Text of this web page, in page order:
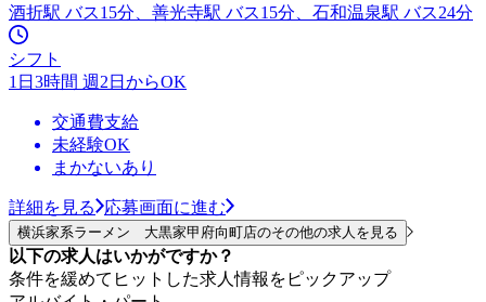
酒折駅 バス15分、善光寺駅 バス15分、石和温泉駅 バス24分
シフト
1日3時間 週2日からOK
交通費支給
未経験OK
まかないあり
詳細を見る 応募画面に進む
横浜家系ラーメン 大黒家甲府向町店のその他の求人を見る
以下の求人はいかがですか？
条件を緩めてヒットした求人情報をピックアップ